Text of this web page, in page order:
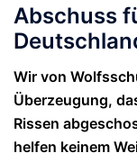
Abschuss
Wir von
Überzeugung,
Rissen
helfen keinem